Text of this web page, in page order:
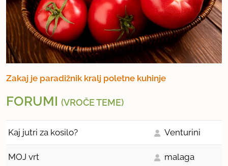
Zakaj je paradižnik kralj poletne kuhinje
FORUMI (VROČE TEME)
Kaj jutri za kosilo? Venturini
MOJ vrt malaga